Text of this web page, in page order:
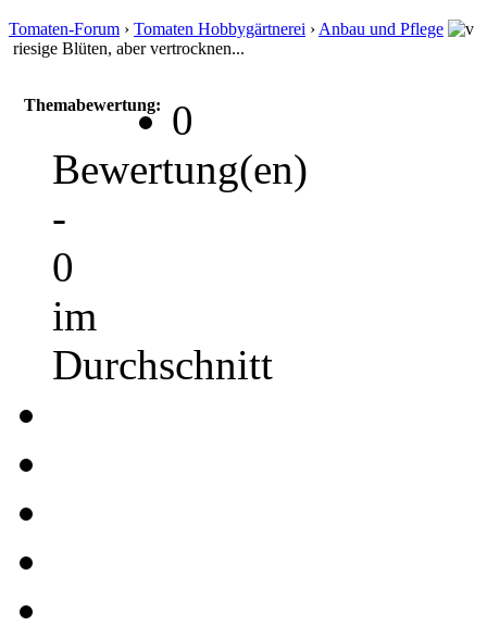
Tomaten-Forum › Tomaten Hobbygärtnerei › Anbau und Pflege
riesige Blüten, aber vertrocknen...
Themabewertung:
0
Bewertung(en)
-
0
im
Durchschnitt